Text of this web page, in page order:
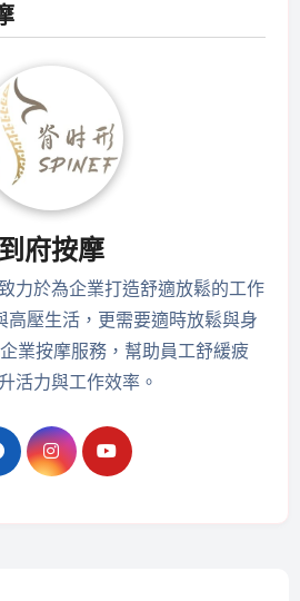
到府按摩
力於為企業打造舒適放鬆的工作
高壓生活，更需要適時放鬆與身
業按摩服務，幫助員工舒緩疲
活力與工作效率。